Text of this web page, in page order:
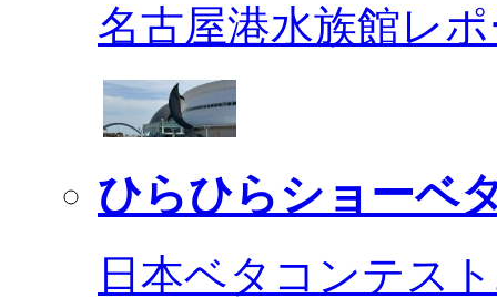
名古屋港水族館レ
ひらひらショーベ
日本ベタコンテス